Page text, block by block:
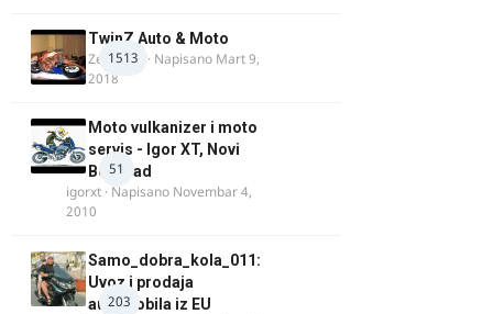
1513
TwinZ Auto & Moto
Zeljkamp · Napisano Mart 9,
2018
51
Moto vulkanizer i moto
servis - Igor XT, Novi
Beograd
igorxt · Napisano Novembar 4,
2010
203
Samo_dobra_kola_011:
Uvoz i prodaja
automobila iz EU